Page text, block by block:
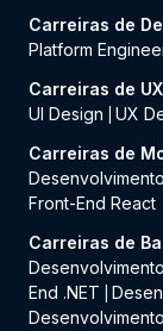
Carreiras de
Platform
Carreiras de
UI Design
UX
Carreiras de
Front-End React
Carreiras de
End .NET